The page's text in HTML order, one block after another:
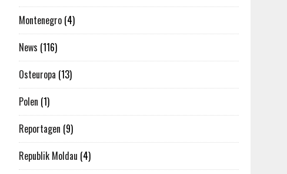
Montenegro (4)
News (116)
Osteuropa (13)
Polen (1)
Reportagen (9)
Republik Moldau (4)